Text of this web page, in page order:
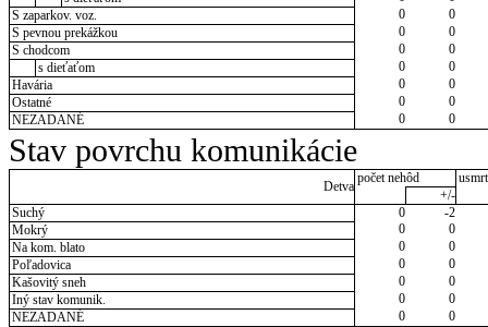
S zaparkov. voz.
0
0
S pevnou prekážkou
0
0
S chodcom
0
0
s dieťaťom
0
0
Havária
0
0
Ostatné
0
0
NEZADANÉ
0 0
Stav povrchu komunikácie
Detva
počet nehôd
+/-
Suchý
0
-2
Mokrý
0
0
Na kom. blato
0
0
Poľadovica
0
0
Kašovitý sneh
0
0
Iný stav komunik.
0
0
NEZADANÉ
0 0